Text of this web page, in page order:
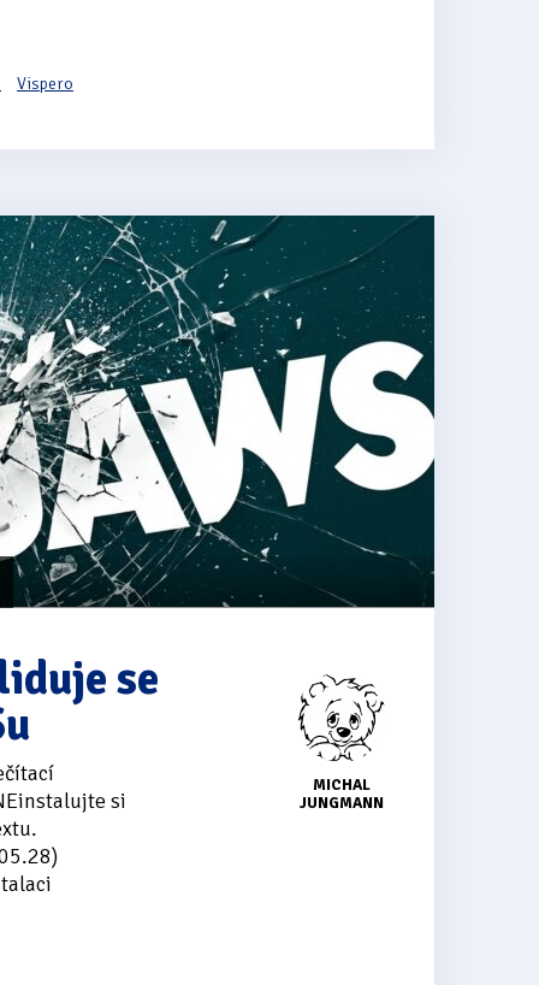
Vispero
MICHAL
JUNGMANN
se
si